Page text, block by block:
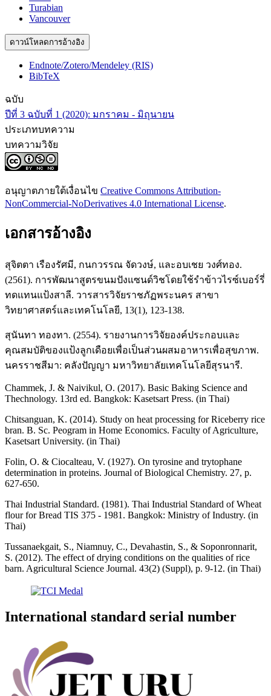
Turabian
Vancouver
ดาวน์โหลดการอ้างอิง
Endnote/Zotero/Mendeley (RIS)
BibTeX
ฉบับ
ปีที่ 3 ฉบับที่ 1 (2020): มกราคม - มิถุนายน
ประเภทบทความ
บทความวิจัย
อนุญาตภายใต้เงื่อนไข Creative Commons Attribution-
NonCommercial-NoDerivatives 4.0 International License.
เอกสารอ้างอิง
สุจิตตา เรืองรัศมี, กนกวรรณ จัดวงษ์, และอบเชย วงศ์ทอง.
(2561). การพัฒนาสูตรขนมปังแซนด์วิชโดยใช้รำข้าวไรซ์เบอร์รี่
ทดแทนแป้งสาลี. วารสารวิจัยราชภัฏพระนคร สาขา
วิทยาศาสตร์และเทคโนโลยี, 13(1), 123-138.
สุนันทา ทองทา. (2554). รายงานการวิจัยองค์ประกอบและ
คุณสมบัติของแป้งลูกเดือยเพื่อเป็นส่วนผสมอาหารเพื่อสุขภาพ.
นครราชสีมา: คลังปัญญา มหาวิทยาลัยเทคโนโลยีสุรนารี.
Chammek, J. & Naivikul, O. (2017). Basic Baking Science and
Thechnology. 13rd ed. Bangkok: Kasetsart Press. (in Thai)
Chitsanguan, K. (2014). Study on heat processing for Riceberry rice
bran. B. Sc. Peogram in Home Economics. Faculty of Agriculture,
Kasetsart University. (in Thai)
Folin, O. & Ciocalteau, V. (1927). On tyrosine and trytophane
determination in proteins. Journal of Biological Chemistry. 27, p.
627-650.
Thai Industrial Standard. (1981). Thai Industrial Standard of Wheat
flour for Bread TIS 375 - 1981. Bangkok: Ministry of Industry. (in
Thai)
Tussanaekgait, S., Niamnuy, C., Devahastin, S., & Soponronnarit,
S. (2012). The effect of drying conditions on the qualities of rice
barn. Agricultural Science Journal. 43(2) (Suppl), p. 9-12. (in Thai)
International standard serial number